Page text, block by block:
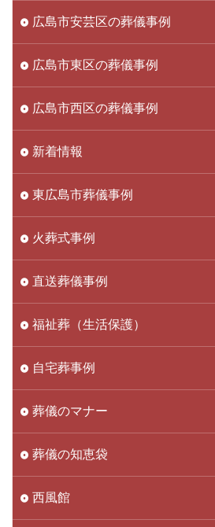
広島市安芸区の葬儀事例
広島市東区の葬儀事例
広島市西区の葬儀事例
新着情報
東広島市葬儀事例
火葬式事例
直送葬儀事例
福祉葬（生活保護）
自宅葬事例
葬儀のマナー
葬儀の知恵袋
西風館